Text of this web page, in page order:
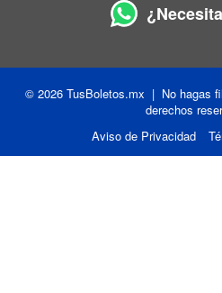
© 2026 TusBoletos.mx | No hagas
derechos
Aviso de Privacidad